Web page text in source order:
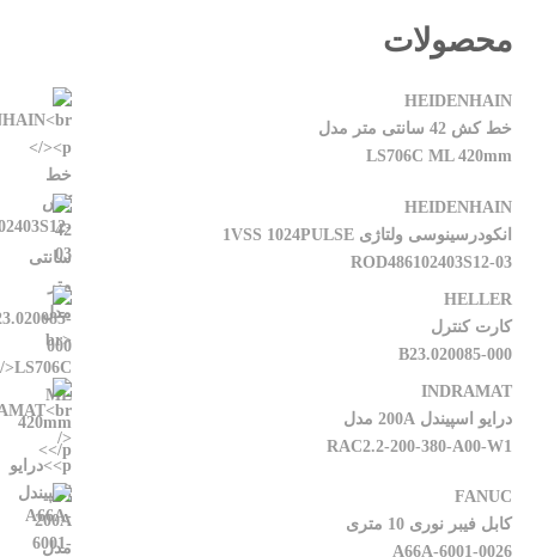
محصولات
HEIDENHAIN
خط کش 42 سانتی متر مدل
LS706C ML 420mm
HEIDENHAIN
انکودرسینوسی ولتاژی 1VSS 1024PULSE
ROD486102403S12-03
HELLER
کارت کنترل
B23.020085-000
INDRAMAT
درایو اسپیندل 200A مدل
RAC2.2-200-380-A00-W1
FANUC
کابل فیبر نوری 10 متری
A66A-6001-0026